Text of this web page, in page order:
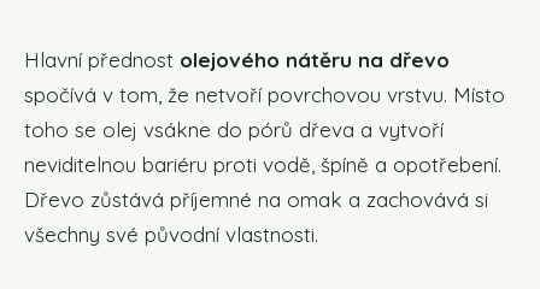
Hlavní přednost olejového nátěru na dřevo
spočívá v tom, že netvoří povrchovou vrstvu. Místo
toho se olej vsákne do pórů dřeva a vytvoří
neviditelnou bariéru proti vodě, špíně a opotřebení.
Dřevo zůstává příjemné na omak a zachovává si
všechny své původní vlastnosti.